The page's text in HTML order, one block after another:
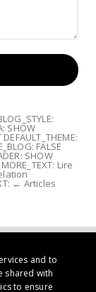
SHOW
FALSE
SHOW
Lire
← Articles
and to
shared with
to ensure